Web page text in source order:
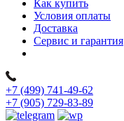
Как купить
Условия оплаты
Доставка
Сервис и гарантия
+7 (499) 741-49-62
+7 (905) 729-83-89